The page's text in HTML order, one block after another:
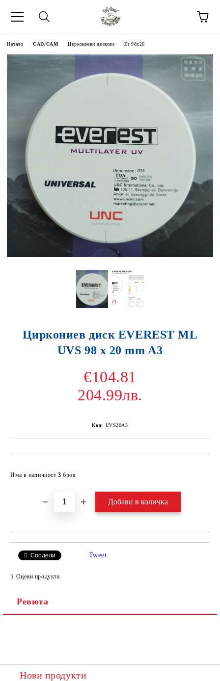
Начало CAD/CAM Циркониеви дискове Zr 98x20
Циркониев диск EVEREST ML
UVS 98 x 20 mm A3
€104.81
204.99лв.
Код: UVS20A3
Има в наличност 3 броя
Сподели Tweet
Оцени продукта
Ревюта
Нови продукти